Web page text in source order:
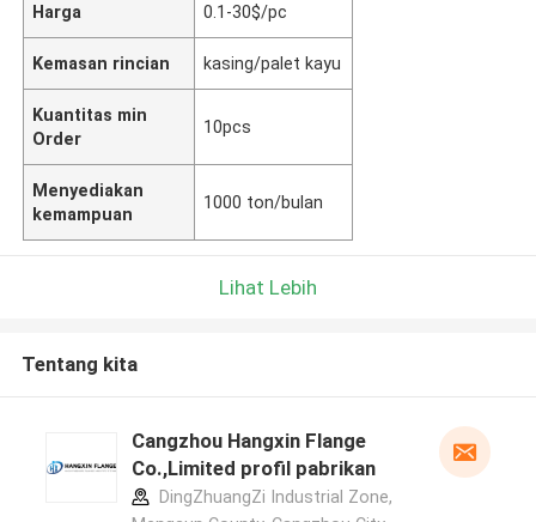
Harga 0.1-30$/pc
Kemasan rincian kasing/palet kayu
Kuantitas min
Order
10pcs
Menyediakan
kemampuan
1000 ton/bulan
Lihat Lebih
Tentang kita
Cangzhou Hangxin Flange
Co.,Limited profil pabrikan
DingZhuangZi Industrial Zone,